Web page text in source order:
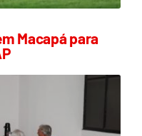
Macapá para